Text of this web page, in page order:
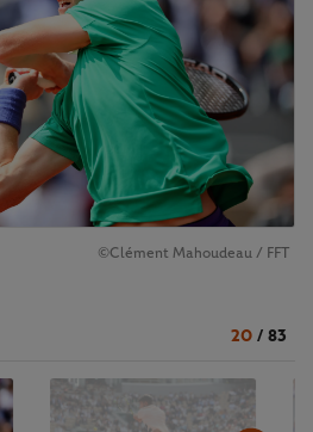
©Clément Mahoudeau / FFT
20 / 83